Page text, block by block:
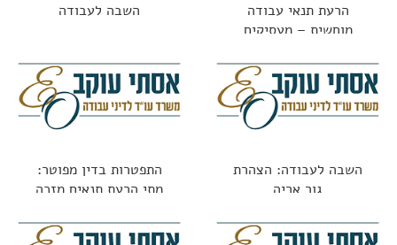
הרעת תנאי עבודה
מוחשית – מעסיקים
השבה לעבודה
השבה לעבודה: הצהרת
גור אריה
התפטרות בדין מפוטר:
מתי הרעת תנאים מזכה